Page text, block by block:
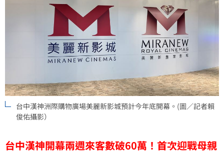
台中漢神洲際購物廣場美麗新影城預計今年底開幕。(圖／記者賴
俊佑攝影）
台中漢神開幕兩週來客數破60萬！首次迎戰母親